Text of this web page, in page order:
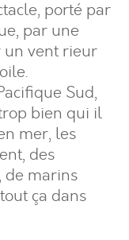
porté par
par une
un vent rieur
Sud,
bien qui il
mer, les
des
de marins
ça dans